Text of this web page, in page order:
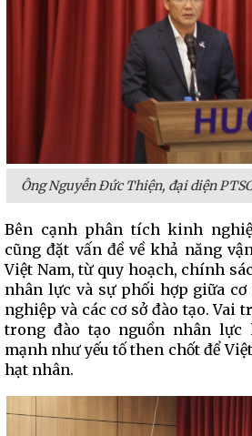
Ông Nguyễn Đức Thiện, đại diện
Bên cạnh phân tích kinh
cũng đặt vấn đề về khả năng
Việt Nam, từ quy hoạch, chính
nhân lực và sự phối hợp giữa cơ
nghiệp và các cơ sở đào tạo. Vai
trong đào tạo nguồn nhân lực
mạnh như yếu tố then chốt để
hạt nhân.